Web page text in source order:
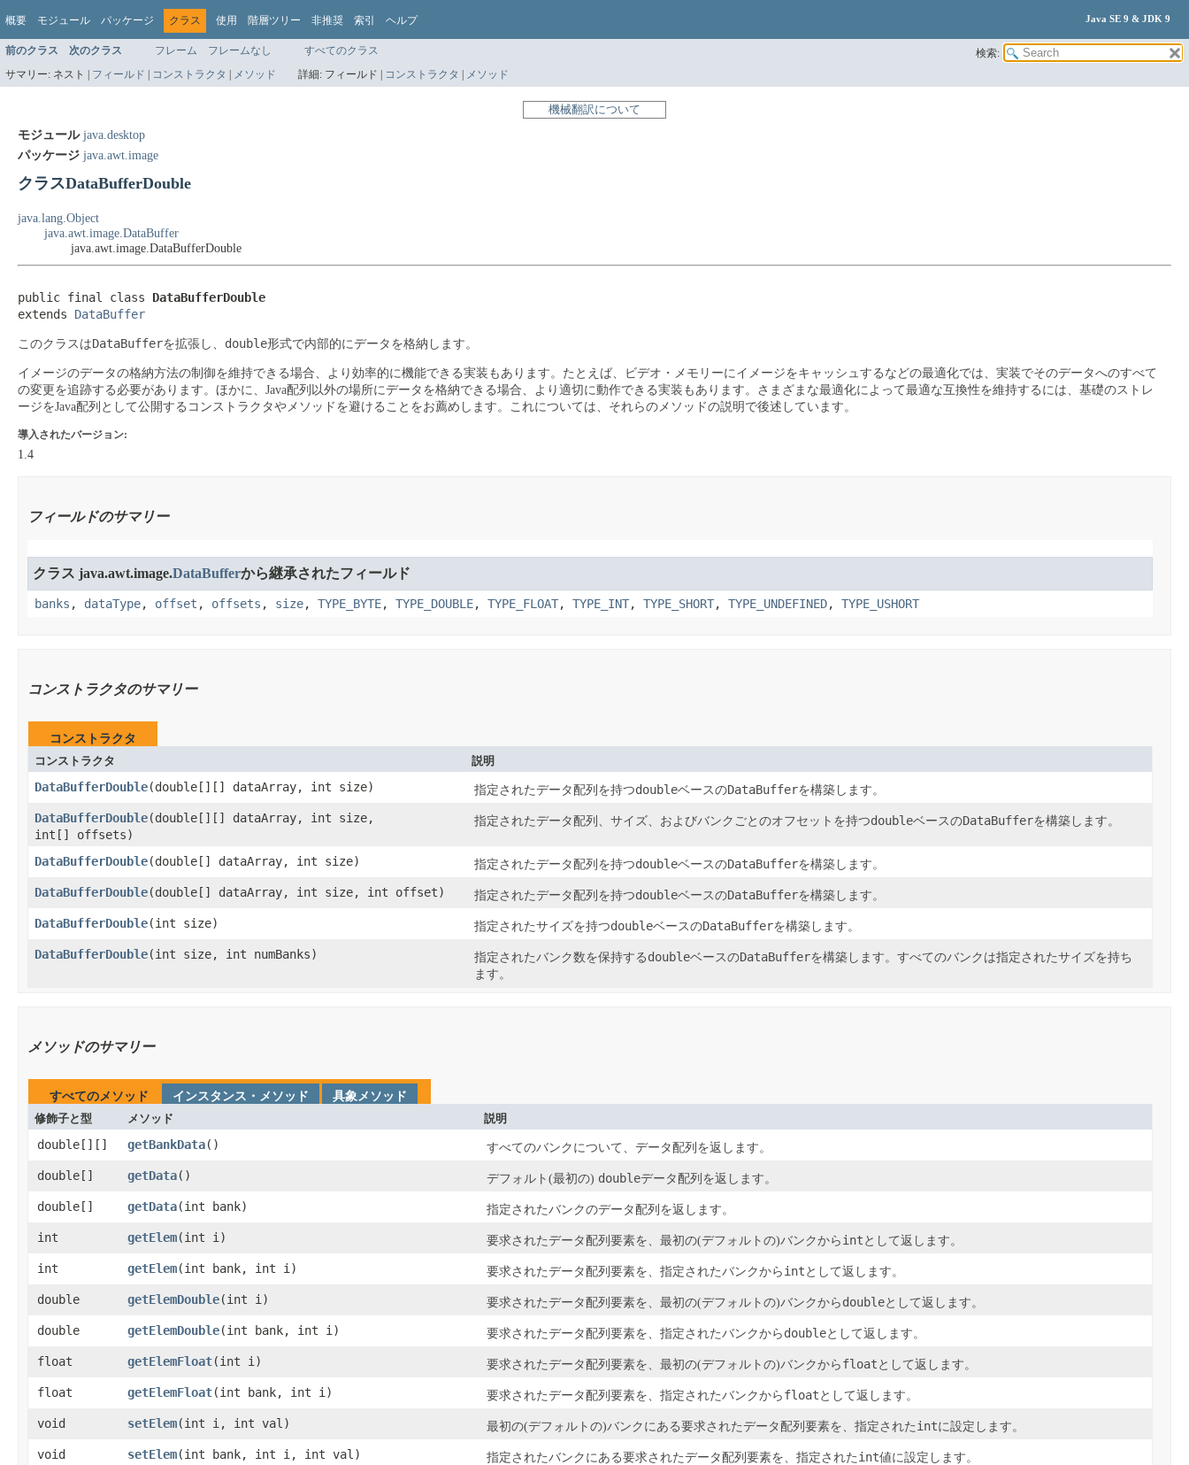
概要 モジュール パッケージ クラス 使用 階層ツリー 非推奨 索引 ヘルプ Java SE 9 & JDK 9
前のクラス 次のクラス フレーム フレームなし すべてのクラス
検索:
サマリー: ネスト | フィールド | コンストラクタ | メソッド 詳細: フィールド | コンストラクタ | メソッド
機械翻訳について
モジュール java.desktop
パッケージ java.awt.image
クラスDataBufferDouble
java.lang.Object
java.awt.image.DataBuffer
java.awt.image.DataBufferDouble
public final class DataBufferDouble
extends DataBuffer
このクラスはDataBufferを拡張し、 double形式で内部的にデータを格納します。
イメージのデータの格納方法の制御を維持できる場合、より効率的に機能できる実装もあります。たとえば、ビデオ・メモリーにイメージをキャッシュするなどの最適化では、実装でそのデータへのすべて
の変更を追跡する必要があります。ほかに、Java配列以外の場所にデータを格納できる場合、より適切に動作できる実装もあります。さまざまな最適化によって最適な互換性を維持するには、基礎のストレ
ージをJava配列として公開するコンストラクタやメソッドを避けることをお薦めします。これについては、それらのメソッドの説明で後述しています。
導入されたバージョン:
1.4
フィールドのサマリー
クラス java.awt.image.DataBufferから継承されたフィールド
banks , dataType, offset , offsets , size, TYPE_BYTE, TYPE_DOUBLE, TYPE_FLOAT, TYPE_INT, TYPE_SHORT, TYPE_UNDEFINED, TYPE_USHORT
コンストラクタのサマリー
コンストラクタ
コンストラクタ
説明
DataBufferDouble​(double[][] dataArray, int size) 指定されたデータ配列を持つdoubleベースのDataBufferを構築します。
DataBufferDouble​(double[][] dataArray, int size,
int[] offsets)
指定されたデータ配列、サイズ、およびバンクごとのオフセットを持つdoubleベースのDataBufferを構築します。
DataBufferDouble​(double[] dataArray, int size) 指定されたデータ配列を持つdoubleベースのDataBufferを構築します。
DataBufferDouble​(double[] dataArray, int size, int offset) 指定されたデータ配列を持つdoubleベースのDataBufferを構築します。
DataBufferDouble​(int size) 指定されたサイズを持つdoubleベースのDataBufferを構築します。
DataBufferDouble​(int size, int numBanks) 指定されたバンク数を保持する doubleベースのDataBufferを構築します。すべてのバンクは指定されたサイズを持ち
ます。
メソッドのサマリー
すべてのメソッド インスタンス・メソッド
具象メソッド
修飾子と型
メソッド 説明
double[][] getBankData​() すべてのバンクについて、データ配列を返します。
double[] getData​() デフォルト(最初の) doubleデータ配列を返します。
double[] getData​(int bank) 指定されたバンクのデータ配列を返します。
int getElem​(int i) 要求されたデータ配列要素を、最初の(デフォルトの)バンクから int として返します。
int getElem​(int bank, int i) 要求されたデータ配列要素を、指定されたバンクから int として返します。
double getElemDouble​(int i) 要求されたデータ配列要素を、最初の(デフォルトの)バンクから doubleとして返します。
double getElemDouble​(int bank, int i) 要求されたデータ配列要素を、指定されたバンクから doubleとして返します。
float getElemFloat​(int i) 要求されたデータ配列要素を、最初の(デフォルトの)バンクから float として返します。
float getElemFloat​(int bank, int i) 要求されたデータ配列要素を、指定されたバンクから float として返します。
void setElem​(int i, int val) 最初の(デフォルトの)バンクにある要求されたデータ配列要素を、指定された intに設定します。
void setElem​(int bank, int i, int val) 指定されたバンクにある要求されたデータ配列要素を、指定された int値に設定します。